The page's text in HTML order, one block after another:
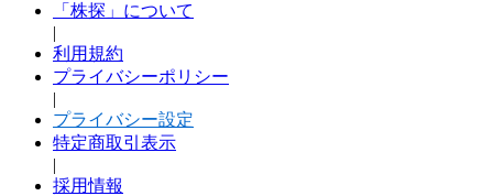
「株探」について
|
利用規約
プライバシーポリシー
|
プライバシー設定
特定商取引表示
|
採用情報